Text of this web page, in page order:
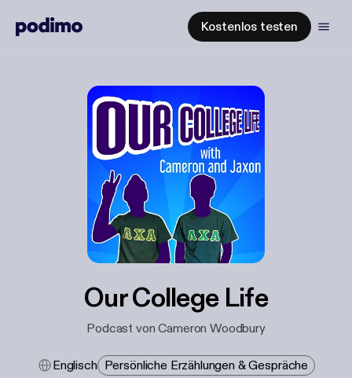
Kostenlos testen
Our College Life
Podcast von Cameron Woodbury
Englisch Persönliche Erzählungen & Gespräche